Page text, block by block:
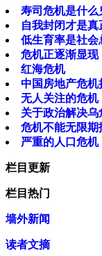
寿司危机是什么
自我封闭才是真
低生育率是社会
危机正逐渐显现
红海危机
中国房地产危机
无人关注的危机
关于政治解决
危机不能无限期
严重的人口危机
栏目更新
栏目热门
墙外新闻
读者文摘